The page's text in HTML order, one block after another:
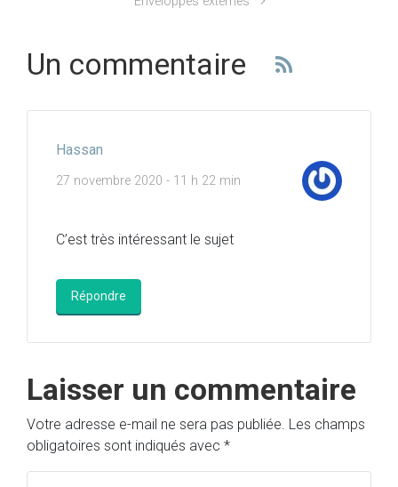
Un commentaire
Hassan
27 novembre 2020 - 11 h 22 min
C’est très intéressant le sujet
Répondre
Laisser un commentaire
Votre adresse e-mail ne sera pas publiée. Les champs
obligatoires sont indiqués avec *